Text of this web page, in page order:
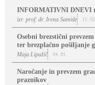
INFORMATIVNI DNEVI
izr. prof. dr. Irena Samide 11. 02.
Osebni brezstični
ter brezplačno pošiljanje
Maja Lipužič 04. 01.
Naročanje in prevzem
praznikov